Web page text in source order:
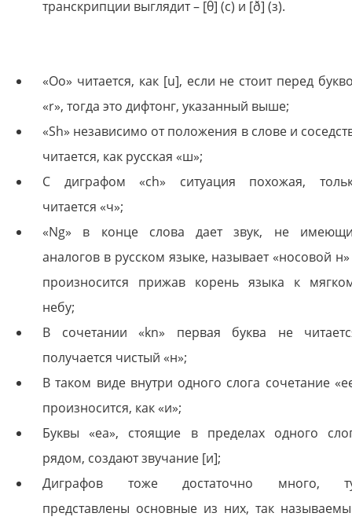
транскрипции выглядит – [θ] (с) и [ð] (з).
«Oo» читается, как [u], если не стоит перед
«r», тогда это дифтонг, указанный выше;
«Sh» независимо от положения в слове и
читается, как русская «ш»;
C диграфом «ch» ситуация похожая,
читается «ч»;
«Ng» в конце слова дает звук, не
аналогов в русском языке, называет «носовой
произносится прижав корень языка к
небу;
В сочетании «kn» первая буква не
получается чистый «н»;
В таком виде внутри одного слога сочетание
произносится, как «и»;
Буквы «ea», стоящие в пределах одного
рядом, создают звучание [и];
Диграфов тоже достаточно много,
представлены основные из них, так